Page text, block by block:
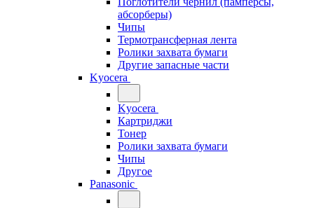
абсорберы)
Чипы
Термотрансферная лента
Ролики захвата бумаги
Другие запасные части
Kyocera
Kyocera
Картриджи
Тонер
Ролики захвата бумаги
Чипы
Другое
Panasonic